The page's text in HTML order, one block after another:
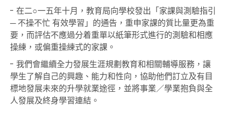
- 在二○一五年十月，教育局向學校發出「家課與測驗指引
─ 不操不忙 有效學習」的通告，重申家課的質比量更為重
要，而評估不應過分着重單以紙筆形式進行的測驗和相應
操練，或偏重操練式的家課。
- 我們會繼續全力發展生涯規劃教育和相關輔導服務，讓
學生了解自己的興趣、能力和性向，協助他們訂立及有目
標地發展未來的升學就業途徑，並將事業／學業抱負與全
人發展及終身學習連結。